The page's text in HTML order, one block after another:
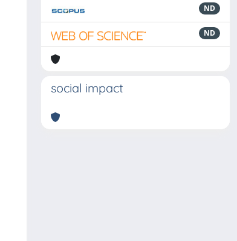
ND
ND
social impact